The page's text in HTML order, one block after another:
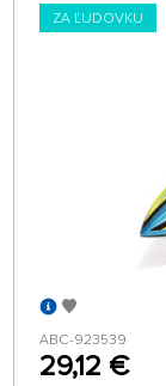
ZA ĽUDOVKU
ABC-923539
29,12 €